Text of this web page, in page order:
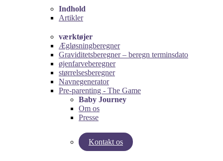
Indhold
Artikler
værktøjer
Ægløsningberegner
Graviditetsberegner – beregn terminsdato
øjenfarveberegner
størrelsesberegner
Navnegenerator
Pre-parenting - The Game
Baby Journey
Om os
Presse
Kontakt os
Test vores graviditetsberegner!